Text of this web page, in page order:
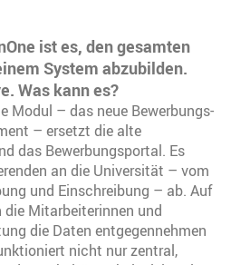
ist es, den gesamten
System abzubilden.
Was kann es?
Modul – das neue Bewerbungs-
– ersetzt die alte
das Bewerbungsportal. Es
an die Universität – vom
und Einschreibung – ab. Auf
die Mitarbeiterinnen und
die Daten entgegennehmen
nicht nur zentral,